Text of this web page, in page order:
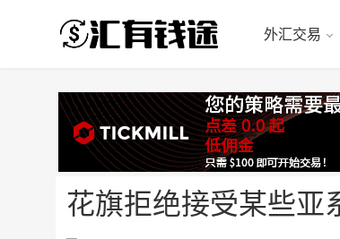
外汇交易
花旗拒绝接受某些亚